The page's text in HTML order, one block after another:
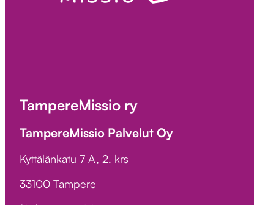
TampereMissio ry
TampereMissio Palvelut Oy
Kyttälänkatu 7 A, 2. krs
33100 Tampere